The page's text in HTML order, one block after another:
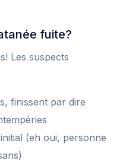
fuite?
Les suspects
finissent par dire
(eh oui, personne